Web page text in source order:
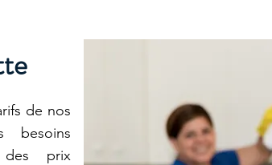
de nos
besoins
des prix